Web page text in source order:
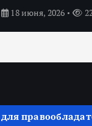
18 июня, 2026